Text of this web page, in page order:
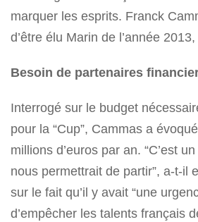
marquer les esprits. Franck
d’être élu Marin de l’année
Besoin de partenaires
Interrogé sur le budget
pour la “Cup”, Cammas a
millions d’euros par an. “C’est
nous permettrait de partir”, a-t-il
sur le fait qu’il y avait “une
d’empêcher les talents français